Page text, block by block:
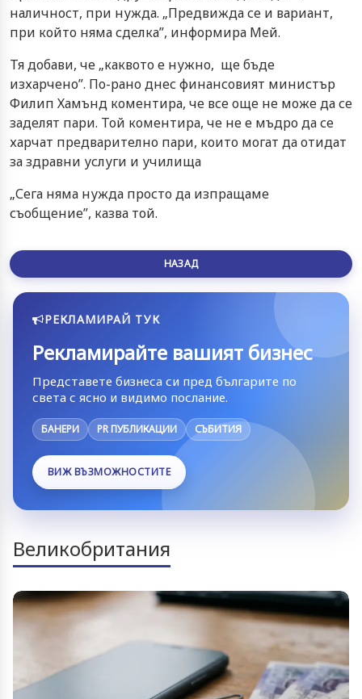
наличност, при нужда. „Предвижда се и вариант,
при който няма сделка”, информира Мей.
Тя добави, че „каквото е нужно, ще бъде
изхарчено”. По-рано днес финансовият министър
Филип Хамънд коментира, че все още не може да се
заделят пари. Той коментира, че не е мъдро да се
харчат предварително пари, които могат да отидат
за здравни услуги и училища
„Сега няма нужда просто да изпращаме
съобщение”, казва той.
НАЗАД
РЕКЛАМИРАЙ ТУК
Рекламирайте вашият бизнес
Представете бизнеса си пред българите по
света с ясно и видимо послание.
БАНЕРИ PR ПУБЛИКАЦИИ СЪБИТИЯ
ВИЖ ВЪЗМОЖНОСТИТЕ
Великобритания